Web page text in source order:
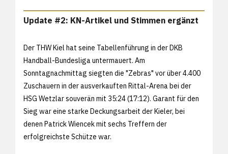
Update #2: KN-Artikel und Stimmen ergänzt
Der THW Kiel hat seine Tabellenführung in der DKB
Handball-Bundesliga untermauert. Am
Sonntagnachmittag siegten die "Zebras" vor über 4.400
Zuschauern in der ausverkauften Rittal-Arena bei der
HSG Wetzlar souverän mit 35:24 (17:12). Garant für den
Sieg war eine starke Deckungsarbeit der Kieler, bei
denen Patrick Wiencek mit sechs Treffern der
erfolgreichste Schütze war.